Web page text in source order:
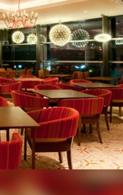
書籍・雑誌出版
チャレンジ
CAMPFIRE for Social Good
CAMPFIREふるさと納税